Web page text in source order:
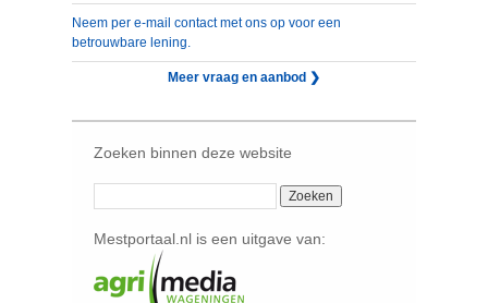
Neem per e-mail contact met ons op voor een
betrouwbare lening.
Meer vraag en aanbod ❯
Zoeken binnen deze website
Mestportaal.nl is een uitgave van: